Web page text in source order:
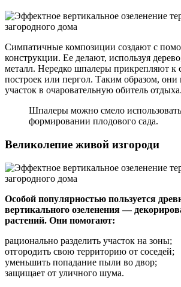
Симпатичные композиции создают с
конструкции. Ее делают, используя
металл. Нередко шпалеры прикрепляют к
построек или пергол. Таким образом,
участок в очаровательную обитель отдыха.
Шпалеры можно смело
формировании плодового сада.
Великолепие живой изгороди
Особой популярностью пользуется
вертикального озеленения —
растений. Они помогают:
рационально разделить участок на зоны;
отгородить свою территорию от соседей;
уменьшить попадание пыли во двор;
защищает от уличного шума.